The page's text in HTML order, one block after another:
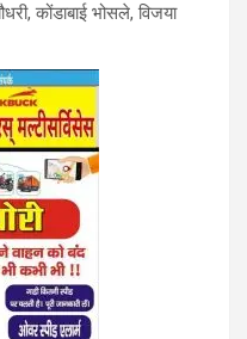
कोंडाबाई भोसले, विजया